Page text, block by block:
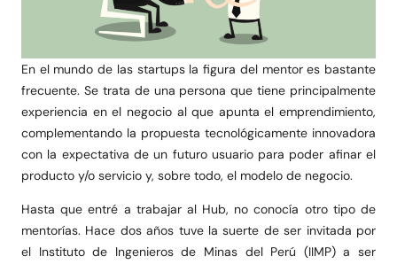
En el mundo de las startups la figura del mentor es bastante
frecuente. Se trata de una persona que tiene principalmente
experiencia en el negocio al que apunta el emprendimiento,
complementando la propuesta tecnológicamente innovadora
con la expectativa de un futuro usuario para poder afinar el
producto y/o servicio y, sobre todo, el modelo de negocio.
Hasta que entré a trabajar al Hub, no conocía otro tipo de
mentorías. Hace dos años tuve la suerte de ser invitada por
el Instituto de Ingenieros de Minas del Perú (IIMP) a ser